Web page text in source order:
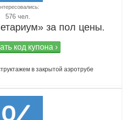
576 чел.
за пол цены.
код купона ›
в закрытой аэротрубе